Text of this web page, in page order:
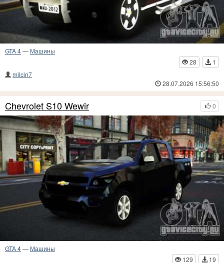
GTA 4— Машины
28
1
milcin7
28.07.2026 15:56:50
0
Chevrolet S10 Wewir
GTA 4— Машины
129
19